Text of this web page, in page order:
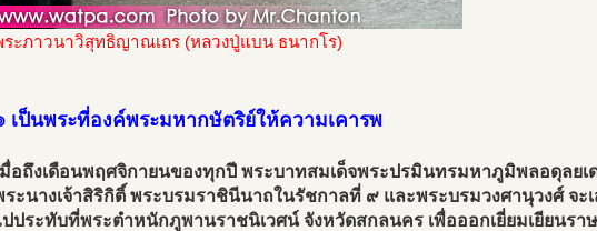
ระภาวนาวิสุทธิญาณเถร (หลวงปู่แบน ธนากโร)
เป็นพระที่องค์พระมหากษัตริย์ให้ความเคารพ
มื่อถึงเดือนพฤศจิกายนของทุกปี พระบาทสมเด็จพระปรมินทรมหาภูมิพลอดุลยเ
ระนางเจ้าสิริกิติ์ พระบรมราชินีนาถในรัชกาลที่ ๙ และพระบรมวงศานุวงศ์ จะ
ปประทับที่พระตำหนักภูพานราชนิเวศน์ จังหวัดสกลนคร เพื่อออกเยี่ยมเยียนรา